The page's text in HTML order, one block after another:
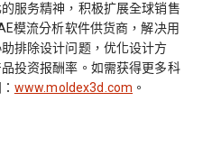
服务精神，积极扩展全球销售
模流分析软件供货商，解决用
排除设计问题，优化设计方
投资报酬率。如需获得更多科
www.moldex3d.com 。